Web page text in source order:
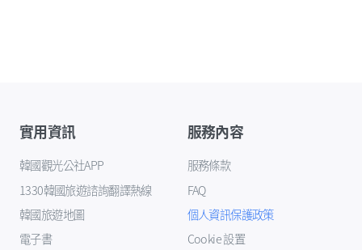
實用資訊
韓國觀光公社APP
1330韓國旅遊諮詢翻譯熱線
韓國旅遊地圖
電子書
服務內容
服務條款
FAQ
個人資訊保護政策
Cookie 設置